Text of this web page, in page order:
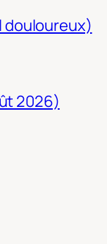
douloureux)
2026)